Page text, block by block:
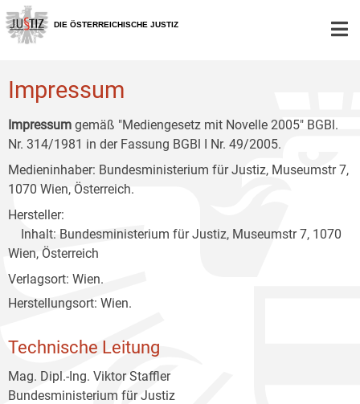
Zur
Hauptnavigation
[1]
Zum
Inhalt
[2]
Zum
Untermenü
[3]
DIE ÖSTERREICHISCHE JUSTIZ
Impressum
Impressum gemäß "Mediengesetz mit Novelle 2005" BGBl.
Nr. 314/1981 in der Fassung BGBl I Nr. 49/2005.
Medieninhaber: Bundesministerium für Justiz, Museumstr 7,
1070 Wien, Österreich.
Hersteller:
Inhalt: Bundesministerium für Justiz, Museumstr 7, 1070
Wien, Österreich
Verlagsort: Wien.
Herstellungsort: Wien.
Technische Leitung
Mag. Dipl.-Ing. Viktor Staffler
Bundesministerium für Justiz